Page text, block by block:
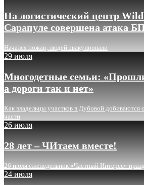
На логистический центр
Сарапуле совершена атака
Начался пожар, людей эвакуировали
29 июля
Многодетные семьи:
а дороги так и нет»
Как владельцы участков в Дубовой добиваются
части
26 июля
28 лет – ЧИтаем вместе!
26 июля еженедельник «Частный Интерес»
24 июля